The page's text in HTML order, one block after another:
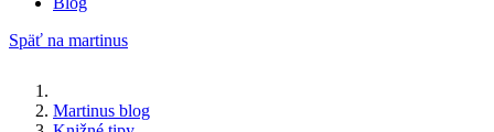
Späť na martinus
Martinus blog